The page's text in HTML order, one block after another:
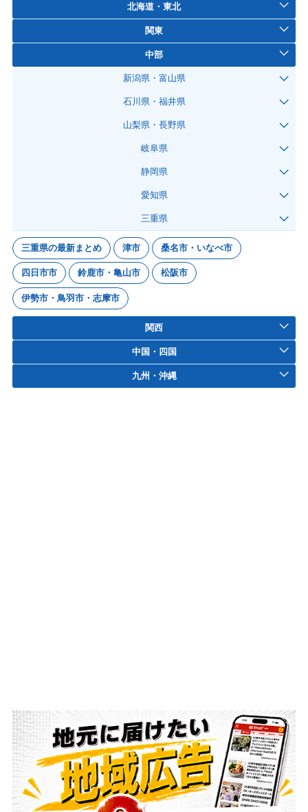
北海道・東北
関東
中部
新潟県・富山県
石川県・福井県
山梨県・長野県
岐阜県
静岡県
愛知県
三重県
三重県の最新まとめ 津市 桑名市・いなべ市
四日市市 鈴鹿市・亀山市 松阪市
伊勢市・鳥羽市・志摩市
関西
中国・四国
九州・沖縄